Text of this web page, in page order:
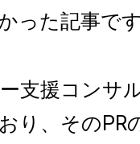
った記事で
支援コンサ
り、そのPR